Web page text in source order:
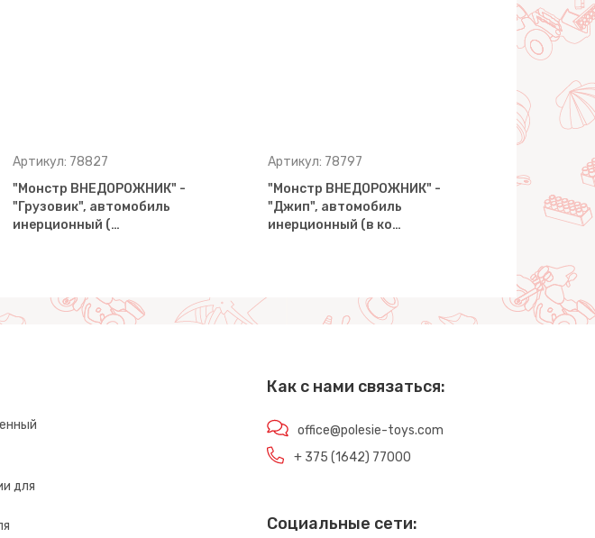
Артикул: 78827
"Монстр ВНЕДОРОЖНИК" -
"Грузовик", автомобиль
инерционный (…
Артикул: 78797
"Монстр ВНЕДОРОЖНИК" -
"Джип", автомобиль
инерционный (в ко…
Артикул:
"Монстр
(дисплей)
для
Как с нами связаться:
office@polesie-toys.com
+ 375 (1642) 77000
Социальные сети: